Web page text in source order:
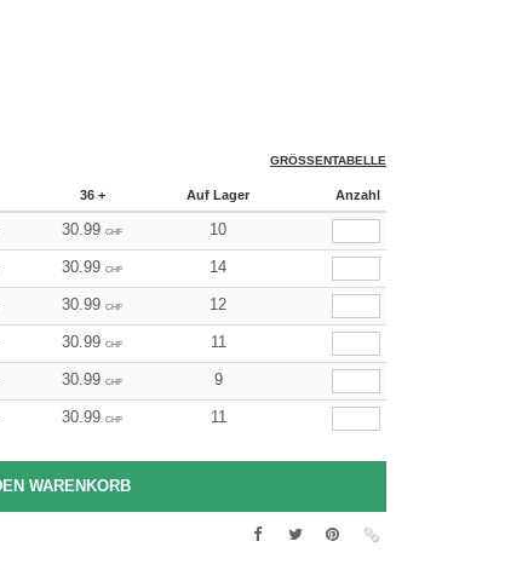
GRÖSSENTABELLE
36 + Auf Lager Anzahl
30.99 CHF 10
30.99 CHF 14
30.99 CHF 12
30.99 CHF 11
30.99 CHF 9
30.99 CHF 11